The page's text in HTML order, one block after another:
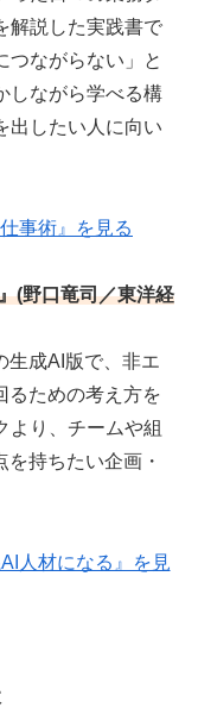
解説した実践書で
つながらない」と
しながら学べる構
出したい人に向い
事術』を見る
(野口竜司／東洋経
生成AI版で、非エ
るための考え方を
より、チームや組
持ちたい企画・
人材になる』を見